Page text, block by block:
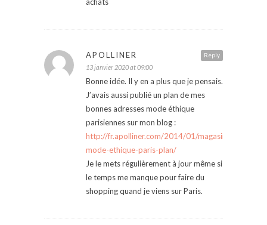
Reply
APOLLINER
13 janvier 2020 at 09:00
Bonne idée. Il y en a plus que je pensais.
J’avais aussi publié un plan de mes
bonnes adresses mode éthique
parisiennes sur mon blog :
http://fr.apolliner.com/2014/01/magasins-
mode-ethique-paris-plan/
Je le mets régulièrement à jour même si
le temps me manque pour faire du
shopping quand je viens sur Paris.